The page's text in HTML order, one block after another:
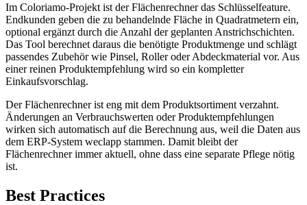
Im Coloriamo-Projekt ist der Flächenrechner das Schlüsselfeature.
Endkunden geben die zu behandelnde Fläche in Quadratmetern ein,
optional ergänzt durch die Anzahl der geplanten Anstrichschichten.
Das Tool berechnet daraus die benötigte Produktmenge und schlägt
passendes Zubehör wie Pinsel, Roller oder Abdeckmaterial vor. Aus
einer reinen Produktempfehlung wird so ein kompletter
Einkaufsvorschlag.
Der Flächenrechner ist eng mit dem Produktsortiment verzahnt.
Änderungen an Verbrauchswerten oder Produktempfehlungen
wirken sich automatisch auf die Berechnung aus, weil die Daten aus
dem ERP-System weclapp stammen. Damit bleibt der
Flächenrechner immer aktuell, ohne dass eine separate Pflege nötig
ist.
Best Practices